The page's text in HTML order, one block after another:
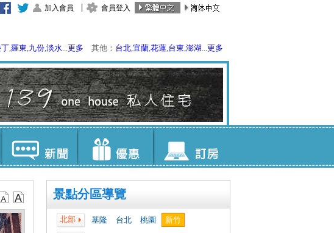
加入會員 會員登入
,羅東,九份,淡水...更多 其他： 台北,宜蘭,花蓮,台東,澎湖...更多
景點分區導覽
北部 基隆 台北 桃園
新竹